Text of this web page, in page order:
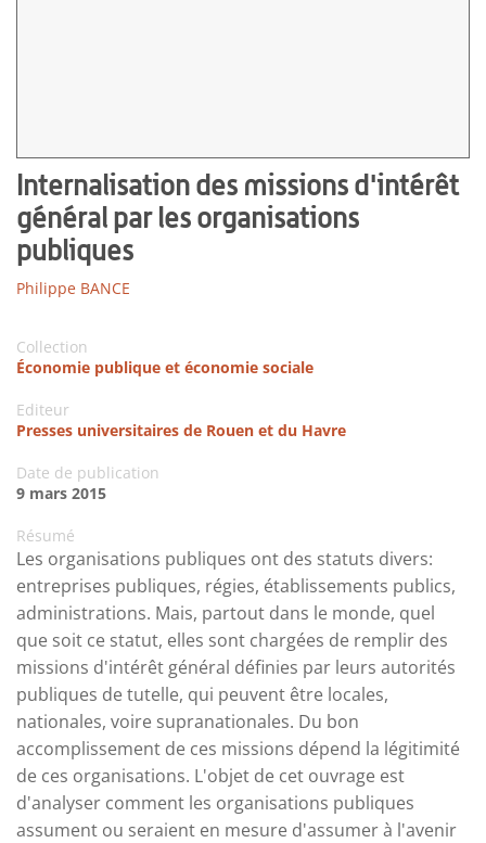
Internalisation des missions d'intérêt
général par les organisations
publiques
Philippe BANCE
Collection
Économie publique et économie sociale
Editeur
Presses universitaires de Rouen et du Havre
Date de publication
9 mars 2015
Résumé
Les organisations publiques ont des statuts divers:
entreprises publiques, régies, établissements publics,
administrations. Mais, partout dans le monde, quel
que soit ce statut, elles sont chargées de remplir des
missions d'intérêt général définies par leurs autorités
publiques de tutelle, qui peuvent être locales,
nationales, voire supranationales. Du bon
accomplissement de ces missions dépend la légitimité
de ces organisations. L'objet de cet ouvrage est
d'analyser comment les organisations publiques
assument ou seraient en mesure d'assumer à l'avenir